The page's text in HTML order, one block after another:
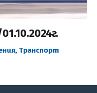
, Транспорт